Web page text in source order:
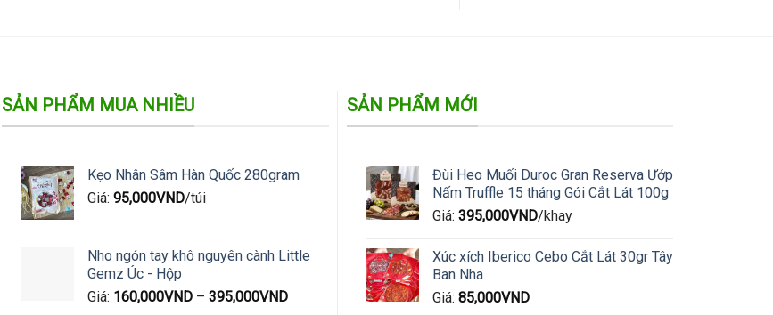
SẢN PHẨM MUA NHIỀU
Kẹo Nhân Sâm Hàn Quốc 280gram
Giá: 95,000VND/túi
Nho ngón tay khô nguyên cành Little
Gemz Úc - Hộp
Giá: 160,000VND –395,000VND
SẢN PHẨM MỚI
Đùi Heo Muối Duroc Gran Reserva Ướp
Nấm Truffle 15 tháng Gói Cắt Lát 100g
Giá: 395,000VND/khay
Xúc xích Iberico Cebo Cắt Lát 30gr Tây
Ban Nha
Giá: 85,000VND